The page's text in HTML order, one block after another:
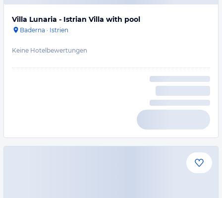
Villa Lunaria - Istrian Villa with pool
Baderna · Istrien
Keine Hotelbewertungen